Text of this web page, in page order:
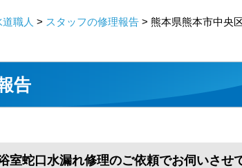
職人 > スタッフの修理報告 > 熊本県熊本市中央
告
室蛇口水漏れ修理のご依頼でお伺いさせ